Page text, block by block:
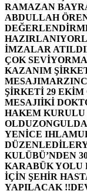
RAMAZAN
ABDULLAH
İMZALAR ATILDI
ÇOK SEVİYOR
KAZANIM
MESAJI
ŞİRKETİ 29
MESAJIİKİ
HAKEM
OLDU
YENİCE
DÜZENLEDİLER
KULÜBÜ’NDEN
KARABÜK YOLU
İÇİN ŞEHİR
YAPILACAK !!